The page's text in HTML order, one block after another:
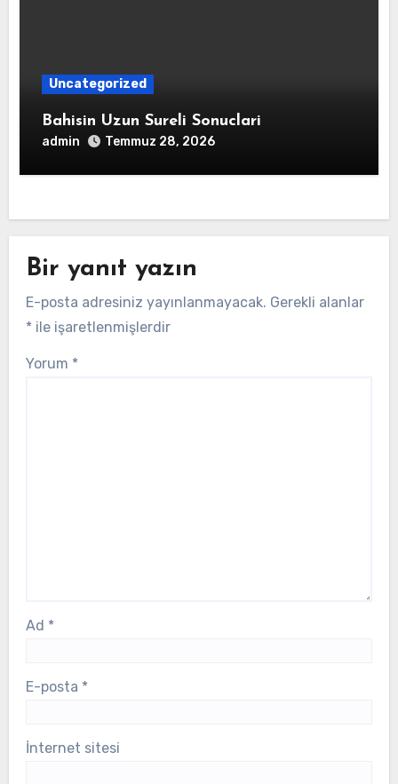
Uncategorized
Bahisin Uzun Sureli Sonuclari
admin Temmuz 28, 2026
Bir yanıt yazın
E-posta adresiniz yayınlanmayacak. Gerekli alanlar
* ile işaretlenmişlerdir
Yorum *
Ad *
E-posta *
İnternet sitesi